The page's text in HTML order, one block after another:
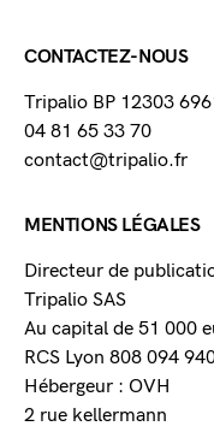
CONTACTEZ-NOUS
Tripalio BP 12303
04 81 65 33 70
contact@tripalio.fr
MENTIONS LÉGALES
Directeur de
Tripalio SAS
Au capital de 51 000
RCS Lyon 808 094
Hébergeur : OVH
2 rue kellermann